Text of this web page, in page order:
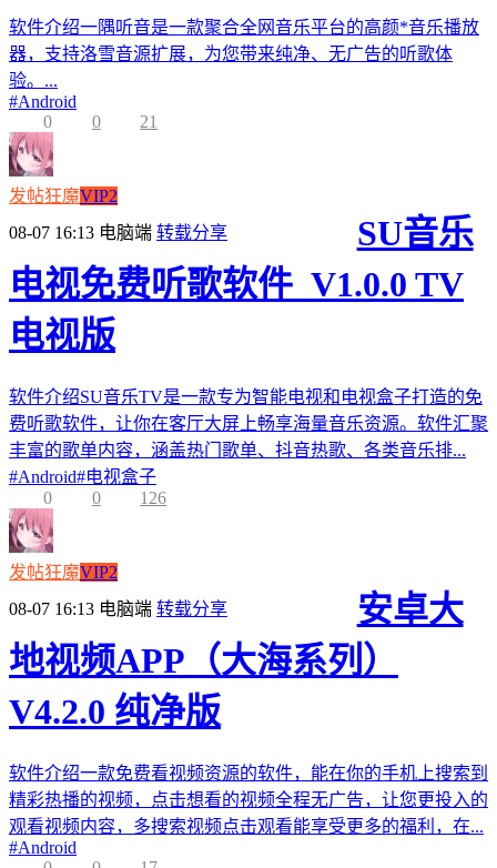
软件介绍一隅听音是一款聚合全网音乐平台的高颜*音乐播放
器，支持洛雪音源扩展，为您带来纯净、无广告的听歌体
验。...
#Android
0
0 21
发帖狂魔VIP2
08-07 16:13 电脑端 转载分享
SU音乐
电视免费听歌软件_V1.0.0 TV
电视版
软件介绍SU音乐TV是一款专为智能电视和电视盒子打造的免
费听歌软件，让你在客厅大屏上畅享海量音乐资源。软件汇聚
丰富的歌单内容，涵盖热门歌单、抖音热歌、各类音乐排...
#Android#电视盒子
0
0 126
发帖狂魔VIP2
08-07 16:13 电脑端 转载分享
安卓大
地视频APP（大海系列）
V4.2.0 纯净版
软件介绍一款免费看视频资源的软件，能在你的手机上搜索到
精彩热播的视频，点击想看的视频全程无广告，让您更投入的
观看视频内容，多搜索视频点击观看能享受更多的福利，在...
#Android